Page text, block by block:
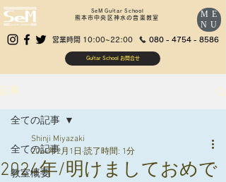
熊本市中央区神水の音楽教室
SeM Guitar School
Guitar School お問合せ
営業時間 10:00~22:00 080 - 4754 - 8586
ME
NU
記事
全ての記事
教室概要
全ての記事
2024年/明けましておめで
Shinji Miyazaki
2024年2月1日 読了時間: 1分